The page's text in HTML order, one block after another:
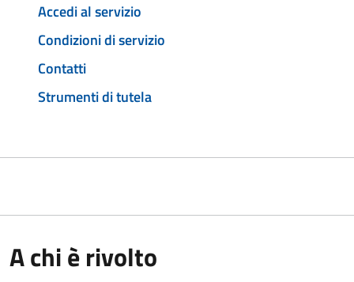
Accedi al servizio
Condizioni di servizio
Contatti
Strumenti di tutela
A chi è rivolto